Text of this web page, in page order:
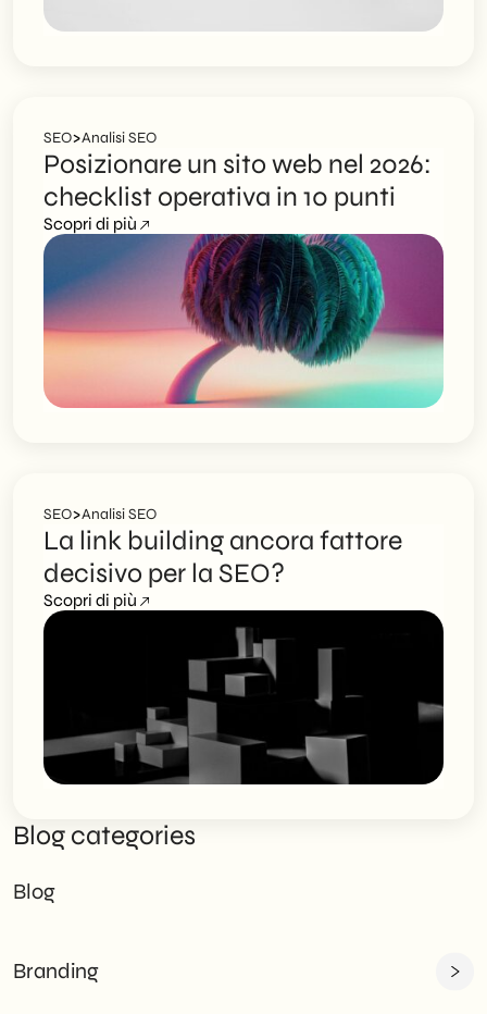
SEO>Analisi SEO
Posizionare un sito web nel 2026:
checklist operativa in 10 punti
Scopri di più
SEO>Analisi SEO
La link building ancora fattore
decisivo per la SEO?
Scopri di più
Blog categories
Blog
Branding